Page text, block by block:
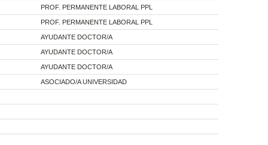
PROF. PERMANENTE LABORAL PPL
PROF. PERMANENTE LABORAL PPL
AYUDANTE DOCTOR/A
AYUDANTE DOCTOR/A
AYUDANTE DOCTOR/A
ASOCIADO/A UNIVERSIDAD